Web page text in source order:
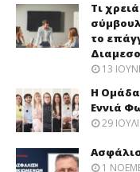
Τι
το
13
Η
Εννιά
29
1